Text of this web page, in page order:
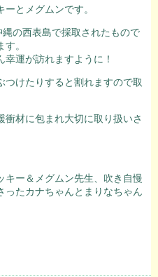
とメグムンです。
の西表島で採取されたもので
。
運が訪れますように！
けたりすると割れますので取
衝材に包まれ大切に取り扱いさ
キー＆メグムン先生、吹き自慢
ったカナちゃんとまりなちゃん